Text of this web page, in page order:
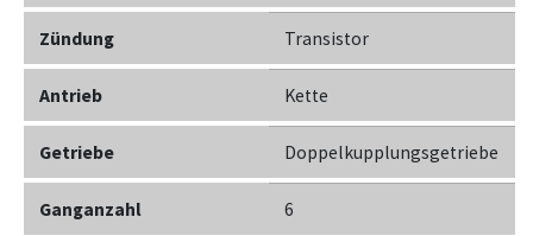
Zündung Transistor
Antrieb Kette
Getriebe Doppelkupplungsgetriebe
Ganganzahl 6